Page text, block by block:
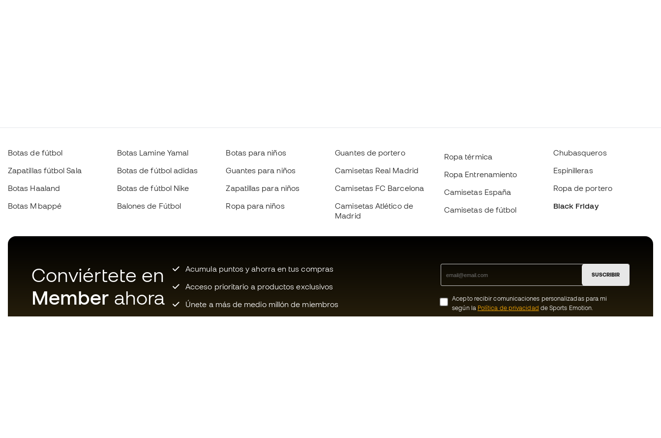
Botas de fútbol
Zapatillas fútbol Sala
Botas Haaland
Botas Mbappé
Botas Lamine Yamal
Botas de fútbol adidas
Botas de fútbol Nike
Balones de Fútbol
Botas para niños
Guantes para niños
Zapatillas para niños
Ropa para niños
Guantes de portero
Camisetas Real Madrid
Camisetas FC Barcelona
Camisetas Atlético de
Madrid
Ropa térmica
Ropa Entrenamiento
Camisetas España
Camisetas de fútbol
Chubasqueros
Espinilleras
Ropa de portero
Black Friday
Conviértete en
Member ahora
Acumula puntos y ahorra en tus compras
Acceso prioritario a productos exclusivos
Únete a más de medio millón de miembros
SUSCRIBIR
Acepto recibir comunicaciones personalizadas para mi
según la Política de privacidad de Sports Emotion.